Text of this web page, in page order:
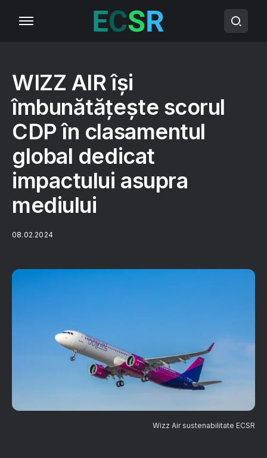
WIZZ AIR își
îmbunătățește scorul
CDP în clasamentul
global dedicat
impactului asupra
mediului
08.02.2024
Wizz Air sustenabilitate ECSR